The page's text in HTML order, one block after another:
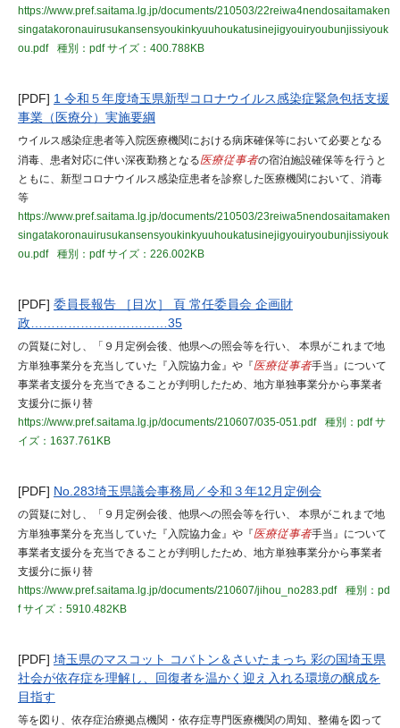
https://www.pref.saitama.lg.jp/documents/210503/22reiwa4nendosaitamaken
singatakoronauirusukansensyoukinkyuuhoukatusinejigyouiryoubunjissiyouk
ou.pdf
種別：pdfサイズ：400.788KB
[PDF] 1 令和５年度埼玉県新型コロナウイルス感染症緊急包括支援
事業（医療分）実施要綱
ウイルス感染症患者等入院医療機関における病床確保等において必要となる
消毒、患者対応に伴い深夜勤務となる医療従事者の宿泊施設確保等を行うと
ともに、新型コロナウイルス感染症患者を診察した医療機関において、消毒
等
https://www.pref.saitama.lg.jp/documents/210503/23reiwa5nendosaitamaken
singatakoronauirusukansensyoukinkyuuhoukatusinejigyouiryoubunjissiyouk
ou.pdf
種別：pdfサイズ：226.002KB
[PDF] 委員長報告 ［目次］ 頁 常任委員会 企画財
政……………………………35
の質疑に対し、「９月定例会後、他県への照会等を行い、 本県がこれまで地
方単独事業分を充当していた『入院協力金』や『医療従事者手当』について
事業者支援分を充当できることが判明したため、地方単独事業分から事業者
支援分に振り替
https://www.pref.saitama.lg.jp/documents/210607/035-051.pdf
種別：pdfサ
イズ：1637.761KB
[PDF] No.283埼玉県議会事務局／令和３年12月定例会
の質疑に対し、「９月定例会後、他県への照会等を行い、 本県がこれまで地
方単独事業分を充当していた『入院協力金』や『医療従事者手当』について
事業者支援分を充当できることが判明したため、地方単独事業分から事業者
支援分に振り替
https://www.pref.saitama.lg.jp/documents/210607/jihou_no283.pdf
種別：pd
fサイズ：5910.482KB
[PDF] 埼玉県のマスコット コバトン＆さいたまっち 彩の国埼玉県
社会が依存症を理解し、回復者を温かく迎え入れる環境の醸成を
目指す
等を図り、依存症治療拠点機関・依存症専門医療機関の周知、整備を図って